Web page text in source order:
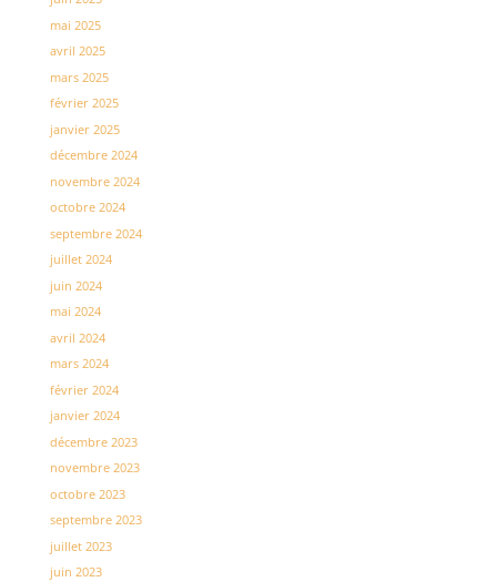
mai 2025
avril 2025
mars 2025
février 2025
janvier 2025
décembre 2024
novembre 2024
octobre 2024
septembre 2024
juillet 2024
juin 2024
mai 2024
avril 2024
mars 2024
février 2024
janvier 2024
décembre 2023
novembre 2023
octobre 2023
septembre 2023
juillet 2023
juin 2023